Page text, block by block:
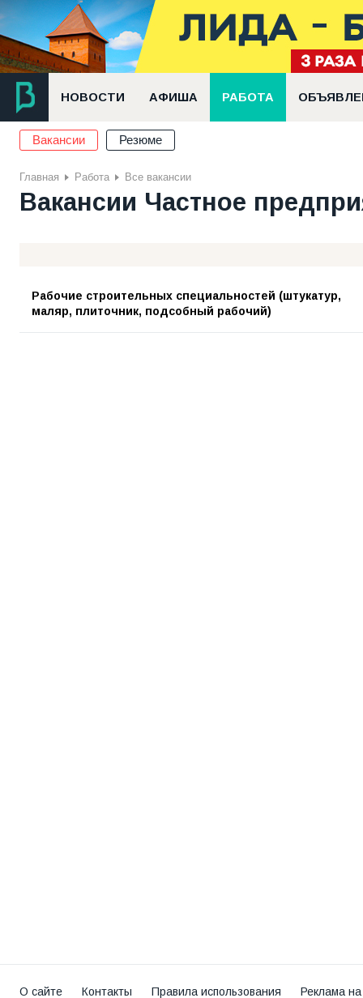
НОВОСТИ АФИША РАБОТА
Вакансии Резюме
Главная Работа Все вакансии
Вакансии Частное
Рабочие строительных специальностей (штукатур,
маляр, плиточник, подсобный рабочий)
О сайте Контакты Правила использования Реклама